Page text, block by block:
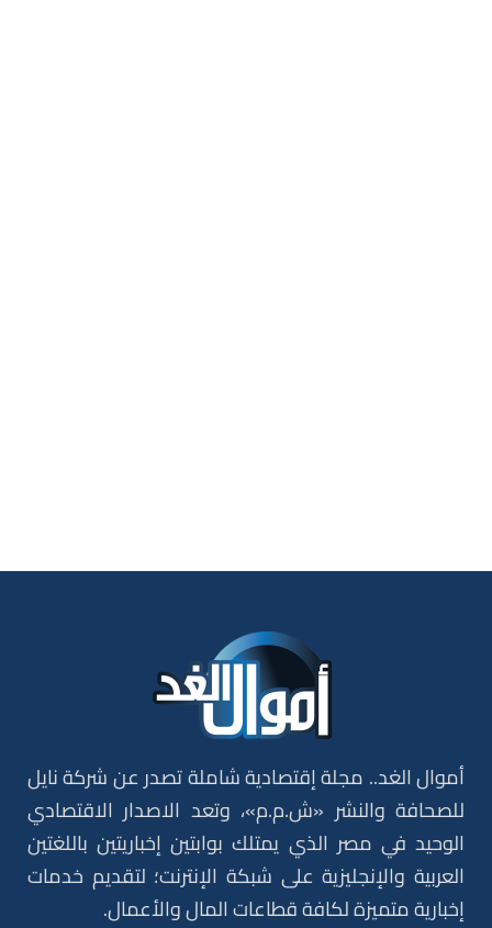
أموال الغد.. مجلة إقتصادية شاملة تصدر عن شركة نايل
للصحافة والنشر «ش.م.م»، وتعد الاصدار الاقتصادي
الوحيد في مصر الذي يمتلك بوابتين إخباريتين باللغتين
العربية والإنجليزية على شبكة الإنترنت؛ لتقديم خدمات
إخبارية متميزة لكافة قطاعات المال والأعمال.